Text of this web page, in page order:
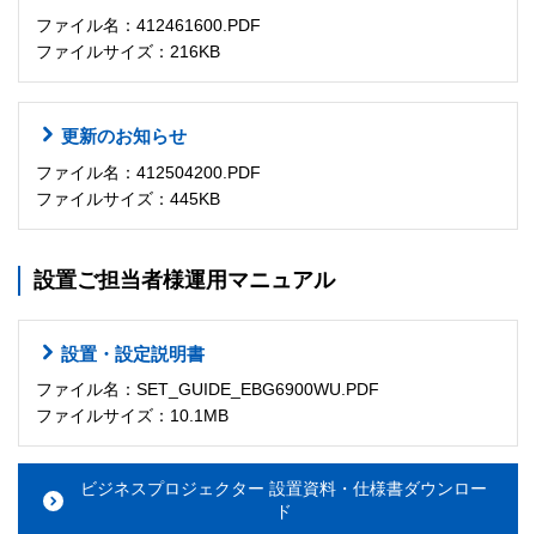
ファイル名：412461600.PDF
ファイルサイズ：216KB
更新のお知らせ
ファイル名：412504200.PDF
ファイルサイズ：445KB
設置ご担当者様運用マニュアル
設置・設定説明書
ファイル名：SET_GUIDE_EBG6900WU.PDF
ファイルサイズ：10.1MB
ビジネスプロジェクター 設置資料・仕様書ダウンロー
ド